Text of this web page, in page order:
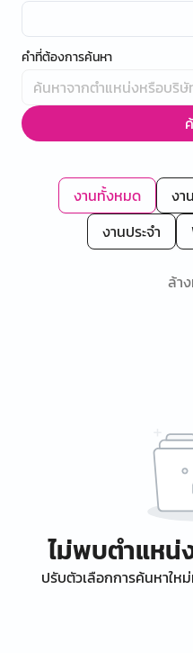
คำที่ต้องการค้นหา
งานทั้งหมด งา
งานประจำ
ล้า
ไม่พบตำแห
ปรับตัวเลือกการค้นหาให